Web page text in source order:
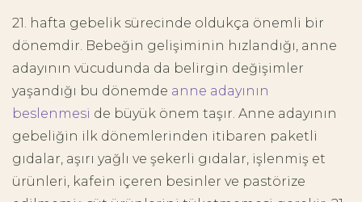
21. hafta gebelik sürecinde oldukça önemli bir
dönemdir. Bebeğin gelişiminin hızlandığı, anne
adayının vücudunda da belirgin değişimler
yaşandığı bu dönemde anne adayının
beslenmesi de büyük önem taşır. Anne adayının
gebeliğin ilk dönemlerinden itibaren paketli
gıdalar, aşırı yağlı ve şekerli gıdalar, işlenmiş et
ürünleri, kafein içeren besinler ve pastörize